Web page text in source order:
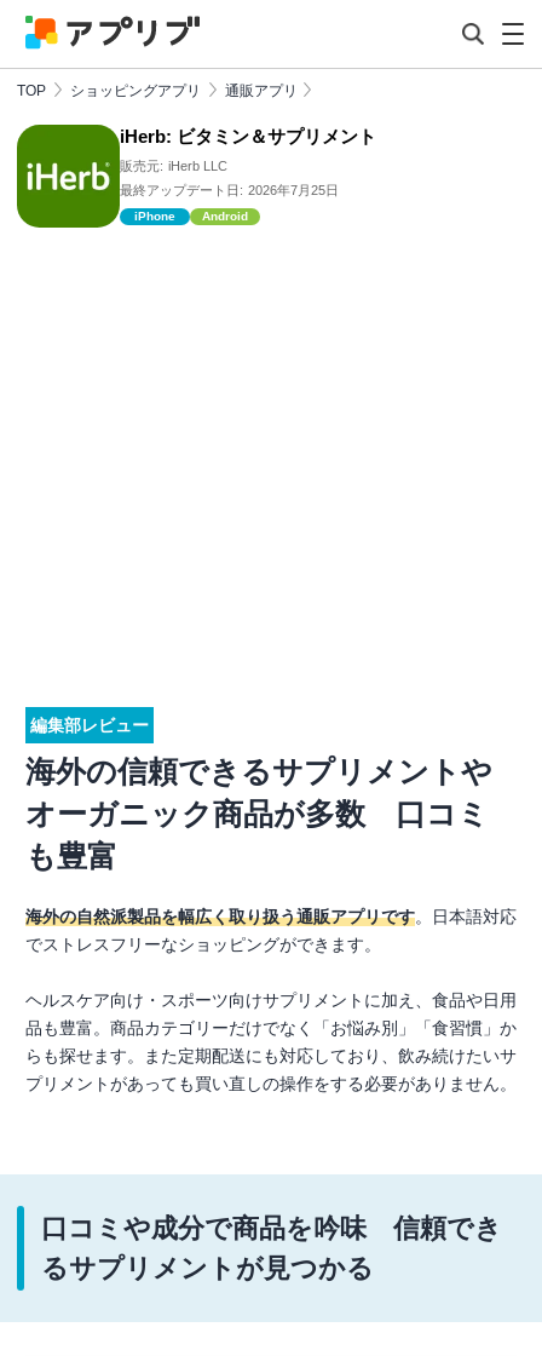
TOP ショッピングアプリ 通販アプリ
iHerb: ビタミン＆サプリメント
販売元: iHerb LLC
最終アップデート日: 2026年7月25日
iPhone Android
編集部レビュー
海外の信頼できるサプリメントや
オーガニック商品が多数 口コミ
も豊富
海外の自然派製品を幅広く取り扱う通販アプリです。日本語対応
でストレスフリーなショッピングができます。
ヘルスケア向け・スポーツ向けサプリメントに加え、食品や日用
品も豊富。商品カテゴリーだけでなく「お悩み別」「食習慣」か
らも探せます。また定期配送にも対応しており、飲み続けたいサ
プリメントがあっても買い直しの操作をする必要がありません。
口コミや成分で商品を吟味 信頼でき
るサプリメントが見つかる